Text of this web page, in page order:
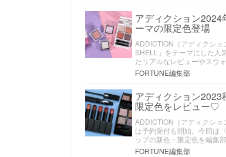
アディクション2024
ーマの限定色登場
ADDICTION（アディクシ
SHELL」をテーマにした人
たリアルなレビューやスウ
FORTUNE編集部
アディクション2023
限定色をレビュー♡
ADDICTION（アディクシ
は予約受付も開始。今回は
ップの新色・限定色を編集
FORTUNE編集部